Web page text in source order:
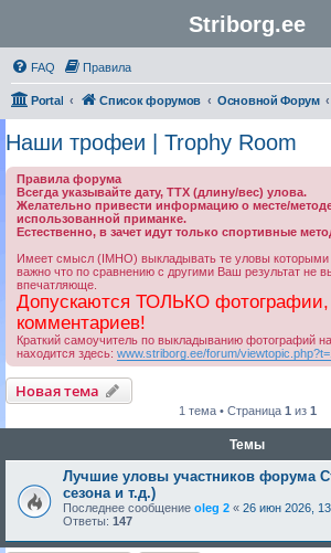
Striborg.ee
FAQ Правила
Portal Список форумов Основной Форум
Наши трофеи | Trophy Room
Правила форума
Всегда указывайте дату, ТТХ (длину/вес) улова.
Желательно привести информацию о месте/
использованной приманке.
Естественно, в зачет идут только спортивные
Имеет смысл (IMHO) выкладывать те уловы которыми
важно что по сравнению с другими Ваш результат не
впечатляюще.
Допускаются ТОЛЬКО фотографии,
комментариев!
Краткий самоучитель по выкладыванию фотографий
находится здесь: www.striborg.ee/forum/
Новая тема
1 тема • Страница 1 из 1
Темы
Лучшие уловы участников форума
сезона и т.д.)
Последнее сообщение oleg 2 « 26 июн 2026,
Ответы: 147